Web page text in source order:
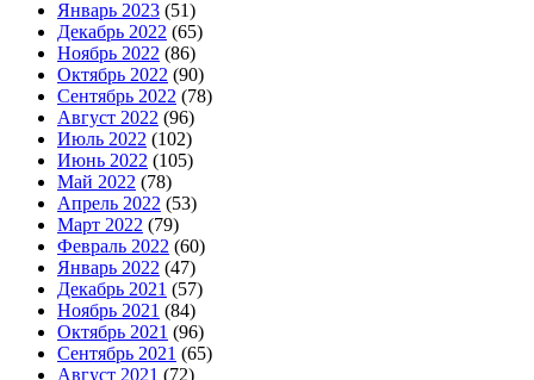
Январь 2023 (51)
Декабрь 2022 (65)
Ноябрь 2022 (86)
Октябрь 2022 (90)
Сентябрь 2022 (78)
Август 2022 (96)
Июль 2022 (102)
Июнь 2022 (105)
Май 2022 (78)
Апрель 2022 (53)
Март 2022 (79)
Февраль 2022 (60)
Январь 2022 (47)
Декабрь 2021 (57)
Ноябрь 2021 (84)
Октябрь 2021 (96)
Сентябрь 2021 (65)
Август 2021 (72)